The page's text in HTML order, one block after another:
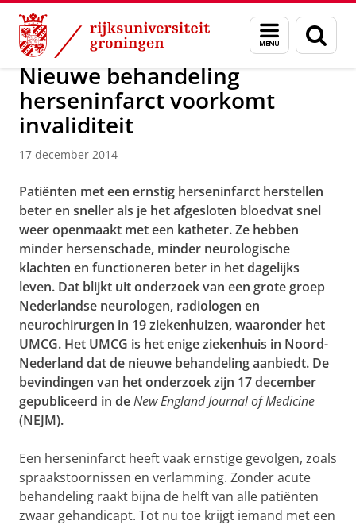
Skip
Content
Skip
Navigation
Menu
en
zoeken
Over ons Actueel Nieuws Nieuwsberichten
Nieuwe behandeling
herseninfarct voorkomt
invaliditeit
17 december 2014
Patiënten met een ernstig herseninfarct herstellen
beter en sneller als je het afgesloten bloedvat snel
weer openmaakt met een katheter. Ze hebben
minder hersenschade, minder neurologische
klachten en functioneren beter in het dagelijks
leven. Dat blijkt uit onderzoek van een grote groep
Nederlandse neurologen, radiologen en
neurochirurgen in 19 ziekenhuizen, waaronder het
UMCG. Het UMCG is het enige ziekenhuis in Noord-
Nederland dat de nieuwe behandeling aanbiedt. De
bevindingen van het onderzoek zijn 17 december
gepubliceerd in deNew England Journal of Medicine
(NEJM).
Een herseninfarct heeft vaak ernstige gevolgen, zoals
spraakstoornissen en verlamming. Zonder acute
behandeling raakt bijna de helft van alle patiënten
zwaar gehandicapt. Tot nu toe krijgt iemand met een